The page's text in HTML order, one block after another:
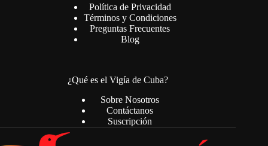
Política de Privacidad
Términos y Condiciones
Preguntas Frecuentes
Blog
¿Qué es el Vigía de Cuba?
Sobre Nosotros
Contáctanos
Suscripción